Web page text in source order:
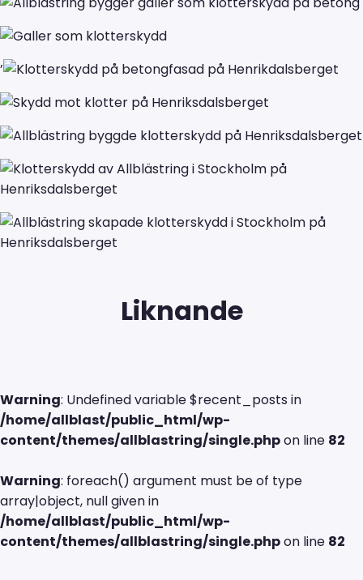
’
Liknande
Warning: Undefined variable $recent_posts in
/home/allblast/public_html/wp-
content/themes/allblastring/single.phpon line 82
Warning: foreach() argument must be of type
array|object, null given in
/home/allblast/public_html/wp-
content/themes/allblastring/single.phpon line 82